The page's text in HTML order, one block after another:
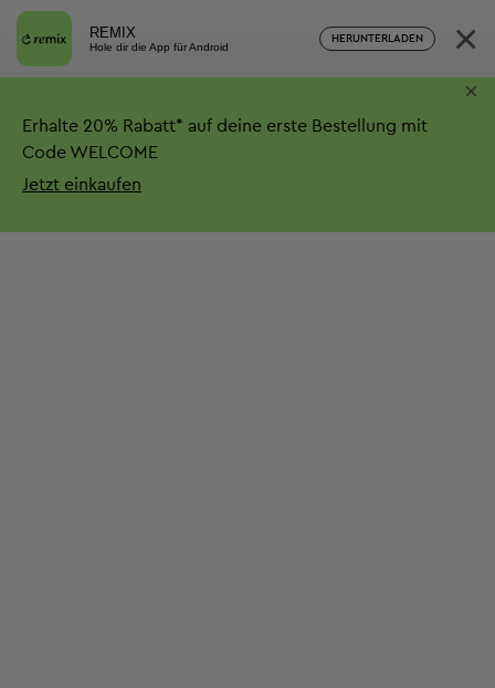
REMIX
Hole dir die App für Android
HERUNTERLADEN ×
Erhalte 20% Rabatt* auf deine erste Bestellung mit
Code WELCOME
Jetzt einkaufen
×